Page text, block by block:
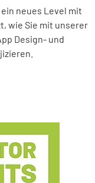
neues Level mit
wie Sie mit unserer
Design- und